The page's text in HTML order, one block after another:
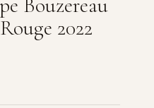
Bouzereau
2022